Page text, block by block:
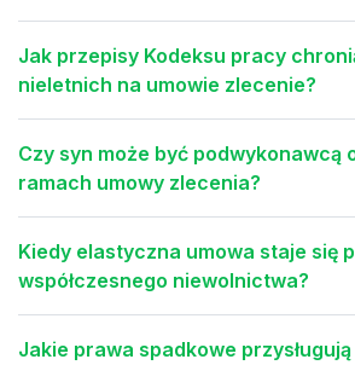
Jak przepisy Kodeksu pracy
nieletnich na umowie zlecenie?
Czy syn może być podwykonawcą
ramach umowy zlecenia?
Kiedy elastyczna umowa staje się
współczesnego niewolnictwa?
Jakie prawa spadkowe przysługują